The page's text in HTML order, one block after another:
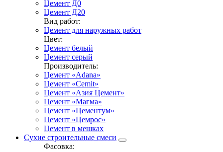
Цемент Д0
Цемент Д20
Вид работ:
Цемент для наружных работ
Цвет:
Цемент белый
Цемент серый
Производитель:
Цемент «Adana»
Цемент «Cemit»
Цемент «Азия Цемент»
Цемент «Магма»
Цемент «Цементум»
Цемент «Цемрос»
Цемент в мешках
Сухие строительные смеси
Фасовка: